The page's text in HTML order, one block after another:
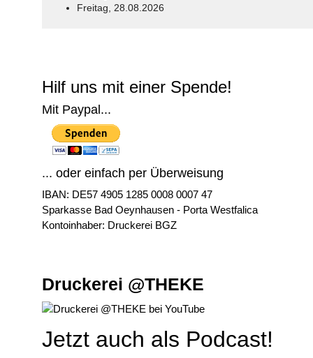
Freitag, 28.08.2026
Hilf uns mit einer Spende!
Mit Paypal...
... oder einfach per Überweisung
IBAN: DE57 4905 1285 0008 0007 47
Sparkasse Bad Oeynhausen - Porta Westfalica
Kontoinhaber: Druckerei BGZ
Druckerei @THEKE
Jetzt auch als Podcast!